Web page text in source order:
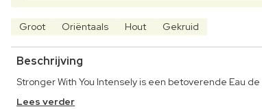
Groot Oriëntaals Hout Gekruid
Beschrijving
Stronger With You Intensely is een betoverende Eau
Lees verder